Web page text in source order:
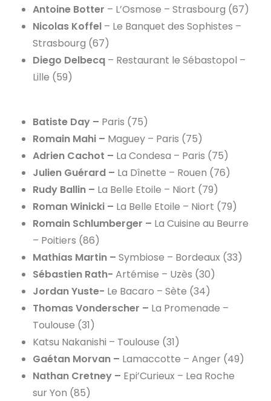
Antoine Botter – L’Osmose – Strasbourg (67)
Nicolas Koffel – Le Banquet des Sophistes –
Strasbourg (67)
Diego Delbecq – Restaurant le Sébastopol –
Lille (59)
Batiste Day – Paris (75)
Romain Mahi – Maguey – Paris (75)
Adrien Cachot – La Condesa – Paris (75)
Julien Guérard – La Dînette – Rouen (76)
Rudy Ballin – La Belle Etoile – Niort (79)
Roman Winicki – La Belle Etoile – Niort (79)
Romain Schlumberger – La Cuisine au Beurre
– Poitiers (86)
Mathias Martin – Symbiose – Bordeaux (33)
Sébastien Rath- Artémise – Uzès (30)
Jordan Yuste- Le Bacaro – Sète (34)
Thomas Vonderscher – La Promenade –
Toulouse (31)
Katsu Nakanishi – Toulouse (31)
Gaétan Morvan – Lamaccotte – Anger (49)
Nathan Cretney – Epi’Curieux – Lea Roche
sur Yon (85)